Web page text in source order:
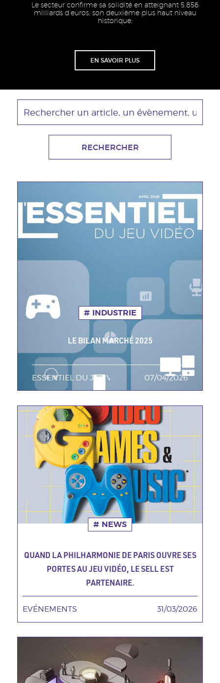
Le secteur confirme sa solidité en atteignant 5,856
milliards d’euros, son deuxième plus haut niveau
historique.
Lien
EN SAVOIR PLUS
INDUSTRIE
LE BILAN MARCHÉ 2025
TAGS MINEURES
ESSENTIEL DU JEU VIDEO Date
07/04/2026
NEWS
QUAND LA PHILHARMONIE DE PARIS OUVRE SES
PORTES AU JEU VIDÉO, LE SELL EST
PARTENAIRE.
TAGS MINEURES
EVÉNEMENTS Date
31/03/2026